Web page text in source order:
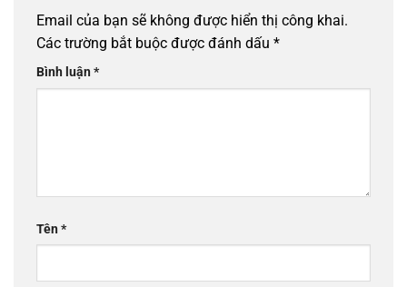
Email của bạn sẽ không được hiển thị công khai.
Các trường bắt buộc được đánh dấu *
Bình luận*
Tên*